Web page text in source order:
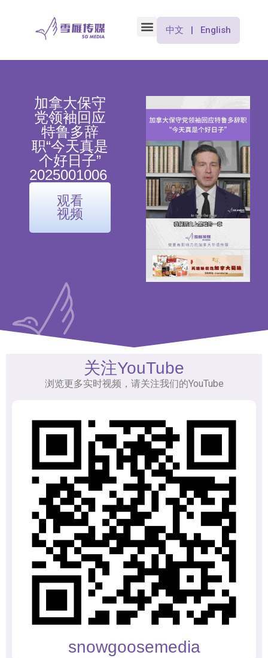
中文 | English
加拿大保守
党领袖回应
特鲁多辞
职“今天真是
个好日子”
2025001006
观看
视频
关注YouTube
浏览更多实时视频，请关注我们的YouTube
snowgoosemedia